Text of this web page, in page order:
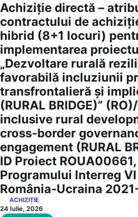
Achiziție directă –
contractului de
hibrid (8+1 locuri)
implementarea
„Dezvoltare rurală
favorabilă incluziunii
transfrontalieră și
(RURAL BRIDGE)”
inclusive rural
cross-border
engagement (RURAL
ID Proiect
Programului Interreg
România-Ucraina
ACHIZIȚIE
24 Iulie, 2026